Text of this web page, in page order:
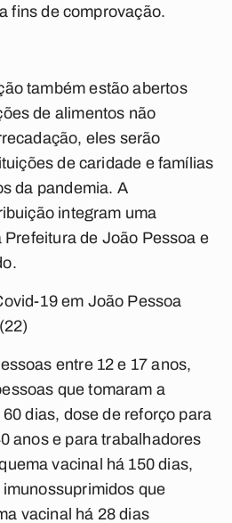
fins de comprovação.
também estão abertos
de alimentos não
eles serão
de caridade e famílias
da pandemia. A
integram uma
de João Pessoa e
19 em João Pessoa
entre 12 e 17 anos,
que tomaram a
dias, dose de reforço para
anos e para trabalhadores
vacinal há 150 dias,
que
vacinal há 28 dias